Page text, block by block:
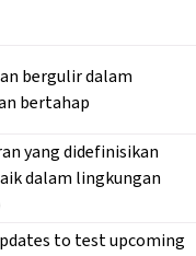
bergulir dalam
bertahap
yang didefinisikan
dalam lingkungan
to test upcoming